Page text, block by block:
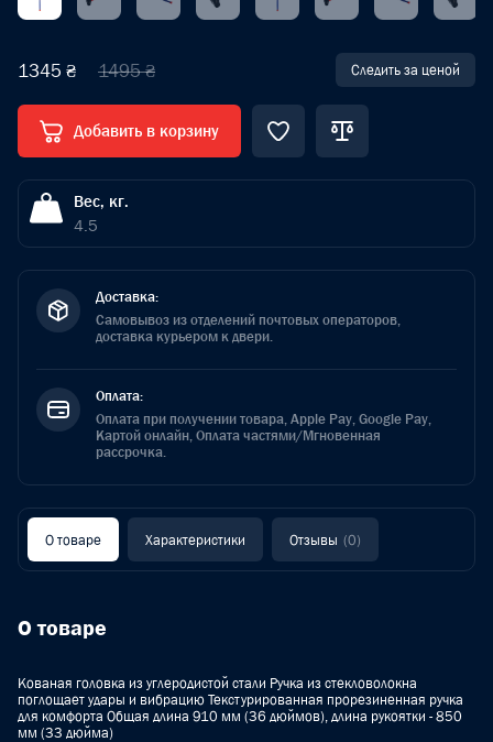
1345 ₴ 1495 ₴ Следить за ценой
Добавить в корзину
Вес, кг.
4.5
Доставка:
Самовывоз из отделений почтовых операторов,
доставка курьером к двери.
Оплата:
Оплата при получении товара, Apple Pay, Google Pay,
Картой онлайн, Оплата частями/Мгновенная
рассрочка.
О товаре Характеристики Отзывы (0)
О товаре
Кованая головка из углеродистой стали Ручка из стекловолокна
поглощает удары и вибрацию Текстурированная прорезиненная ручка
для комфорта Общая длина 910 мм (36 дюймов), длина рукоятки - 850
мм (33 дюйма)